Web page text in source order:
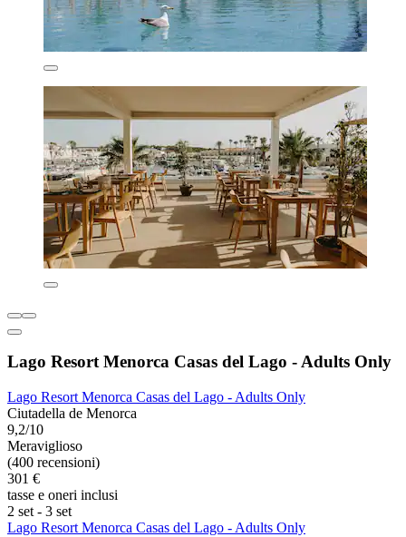
Lago Resort Menorca Casas del Lago - Adults Only
Lago Resort Menorca Casas del Lago - Adults Only
Ciutadella de Menorca
9,2/10
Meraviglioso
(400 recensioni)
301 €
tasse e oneri inclusi
2 set - 3 set
Lago Resort Menorca Casas del Lago - Adults Only